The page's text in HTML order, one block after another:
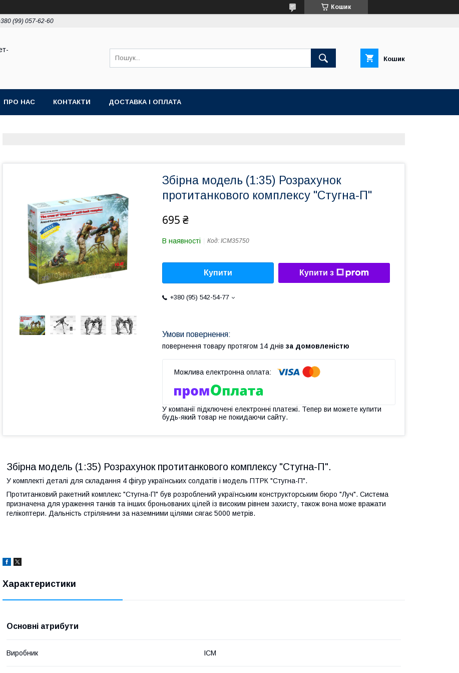
Кошик
(99) 057-62-60
Кошик
ПРО НАС КОНТАКТИ ДОСТАВКА І ОПЛАТА
Збірна модель (1:35) Розрахунок
протитанкового комплексу "Стугна-П"
695 ₴
В наявності Код: ICM35750
Купити Купити з
+380 (95) 542-54-77
повернення товару протягом 14 днів за домовленістю
У компанії підключені електронні платежі. Тепер ви можете купити
будь-який товар не покидаючи сайту.
Збірна модель (1:35) Розрахунок протитанкового комплексу "Стугна-П".
У комплекті деталі для складання 4 фігур українських солдатів і модель ПТРК "Стугна-П".
Протитанковий ракетний комплекс "Стугна-П" був розроблений українським конструкторським бюро "Луч". Система
призначена для ураження танків та інших броньованих цілей із високим рівнем захисту, також вона може вражати
гелікоптери. Дальність стрілянини за наземними цілями сягає 5000 метрів.
Характеристики
Основні атрибути
Виробник ICM